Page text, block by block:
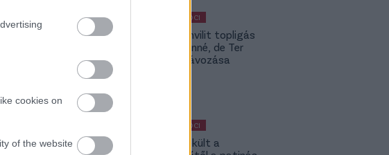
cookies on
of the website
MAGYAR FOCI
Yaakobishvilit topligás
csapat vinné, de Ter
Stegen távozása
MAGYAR FOCI
Megmenekült a